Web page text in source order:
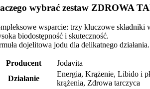
wybrać zestaw ZDROWA
wsparcie: trzy kluczowe składniki
biodostępność i skuteczność.
dojelitowa jodu dla delikatnego działania.
Producent
Jodavita
Działanie
Energia, Krążenie, Libido i
krążenia, Zdrowa tarczyca